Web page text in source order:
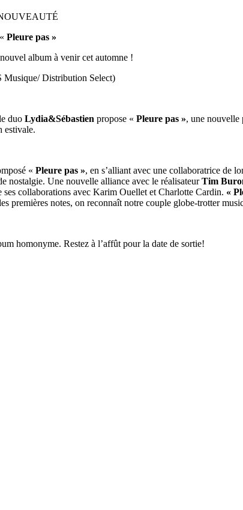
« Pleure pas »
album à venir cet automne !
Musique/ Distribution Select)
duo Lydia&Sébastien propose « Pleure pas », une nouvelle
estivale.
« Pleure pas », en s’alliant avec une collaboratrice de
nostalgie. Une nouvelle alliance avec le réalisateurTim
ses collaborations avec Karim Ouellet et Charlotte Cardin. «
premières notes, on reconnaît notre couple globe-trotter
homonyme. Restez à l’affût pour la date de sortie!